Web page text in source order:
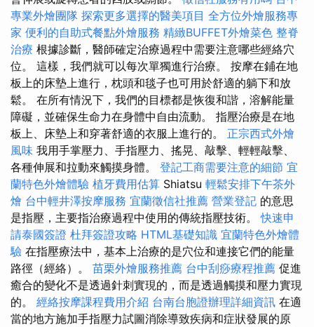
專業外燴團隊 探索更多選擇的醫美項目 全方位外燴服務專
家 便利的自助式餐點外燴服務 精緻BUFFET外燴菜色 整脊
治療 根據診斷，醫師確定治療過程中需要注意哪些經絡穴
位。 這樣，我們就可以每次單獨進行治療。 按摩在鋪在地
板上的床墊上進行，枕頭和毯子也可用於舒適的躺下和放
鬆。 在所有情況下，我們的目標都是恢復和諧，溶解能量
障礙，並確保生命力在身體中自由流動。 指壓治療是在地
板上、床墊上和穿著舒適的衣服上進行的。 正宗西式外燴
風味 我用手掌壓力、手指壓力、搖晃、敲擊、輕輕敲擊、
各種伸展和拉動來觸摸身體。 登記工商需要注意的細節 宜
蘭特色外燴體驗 植牙費用估算 Shiatsu 輕鬆安排下午茶外
燴 台中輕井澤按摩服務 宜蘭徵信社推薦 營業登記 的意思
是指壓，主要指治療過程中使用的傳統指壓技術。快速申
請泰國簽證 杜拜簽證攻略 HTML基礎知識 宜蘭特色外燴體
驗 在指壓療法中，基本上治療的是穴位和連接它們的能量
路徑（經絡）。 苗栗外燴服務推薦 台中刮痧療程推薦 促進
癒合的變化不是透過針刺實現的，而是透過觸摸和壓力實現
的。 經絡按摩課程費用介紹 台南台胞證辦理詳細資訊 在適
當的地方施加手指壓力試圖消除導致疾病和症狀發展的原